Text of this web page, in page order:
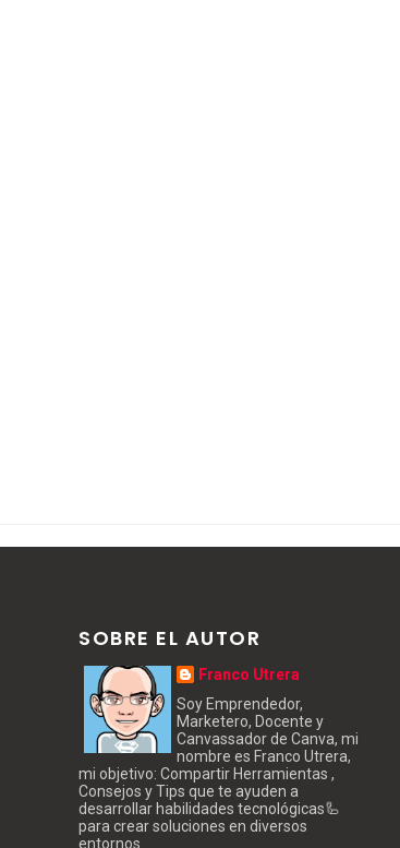
SOBRE EL AUTOR
Franco Utrera
Soy Emprendedor,
Marketero, Docente y
Canvassador de Canva, mi
nombre es Franco Utrera,
mi objetivo: Compartir Herramientas ,
Consejos y Tips que te ayuden a
desarrollar habilidades tecnológicas🦾
para crear soluciones en diversos
entornos.